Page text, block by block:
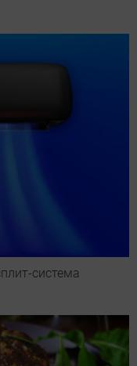
система